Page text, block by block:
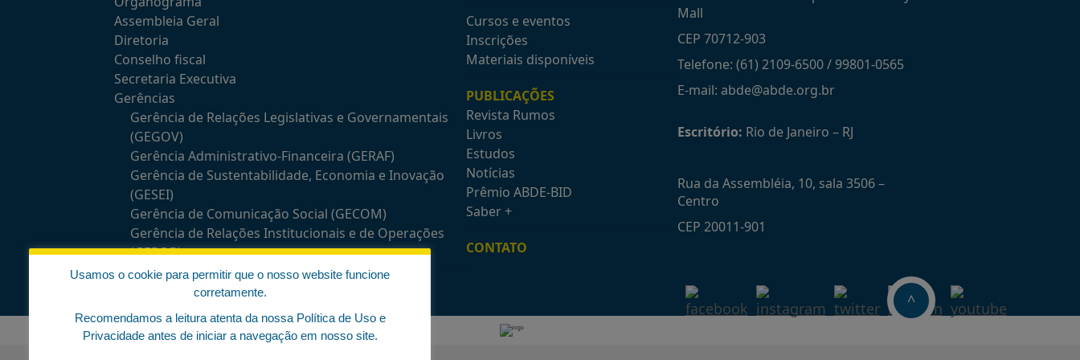
Assembleia Geral
Diretoria
Conselho fiscal
Secretaria Executiva
Gerências
Gerência de Relações Legislativas e Governamentais
(GEGOV)
Gerência Administrativo-Financeira (GERAF)
Gerência de Sustentabilidade, Economia e Inovação
(GESEI)
Gerência de Comunicação Social (GECOM)
Gerência de Relações Institucionais e de Operações
(GEROP)
Comissões temáticas
Cursos e eventos
Inscrições
Materiais disponíveis
PUBLICAÇÕES
Revista Rumos
Livros
Estudos
Notícias
Prêmio ABDE-BID
Saber +
CONTATO
Mall
CEP 70712-903
Telefone: (61) 2109-6500 / 99801-0565
E-mail: abde@abde.org.br
Escritório: Rio de Janeiro – RJ
Rua da Assembléia, 10, sala 3506 –
Centro
CEP 20011-901
^
Usamos o cookie para permitir que o nosso website funcione
corretamente.
Recomendamos a leitura atenta da nossa Política de Uso e
Privacidade antes de iniciar a navegação em nosso site.